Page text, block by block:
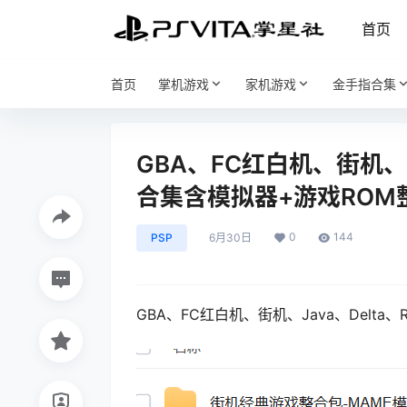
首页
首页 掌机游戏 家机游戏 金手指合集
GBA、FC红白机、街机
合集含模拟器+游戏ROM
PSP 6月30日 0 144
GBA、FC红白机、街机、Java、Delta